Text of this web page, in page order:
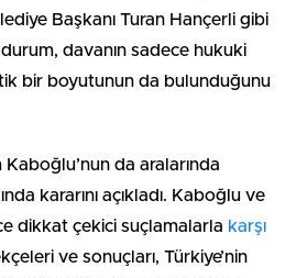
Başkanı Turan Hançerli gibi
davanın sadece hukuki
bir boyutunun da bulunduğunu
da aralarında
kararını açıkladı. Kaboğlu ve
dikkat çekici suçlamalarla karşı
ve sonuçları, Türkiye’nin